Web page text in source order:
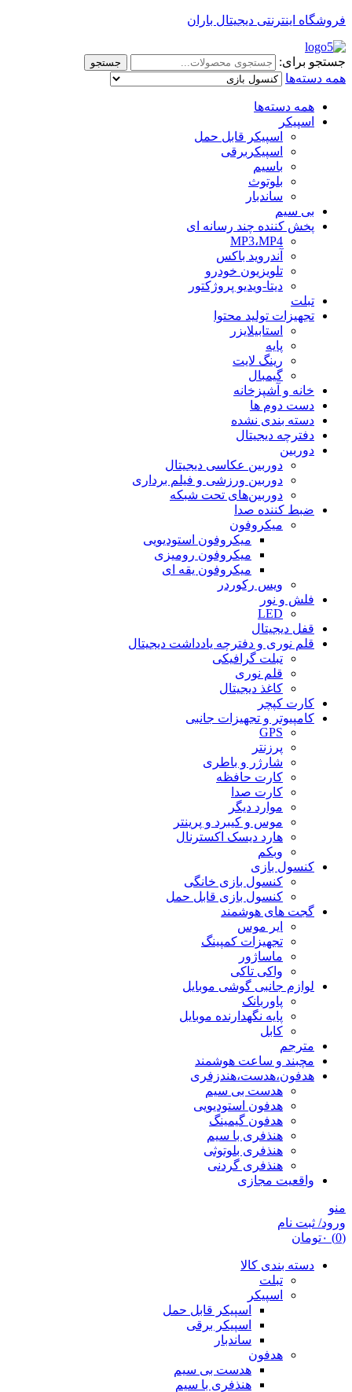
فروشگاه اینترنتی دیجیتال باران
جستجو برای: جستجو
همه دسته‌ها
همه دسته‌ها
اسپیکر
اسپیکر قابل حمل
اسپیکربرقی
باسیم
بلوتوث
ساندبار
بی سیم
پخش کننده چند رسانه ای
MP3،MP4
آندروید باکس
تلویزیون خودرو
دیتا-ویدیو پروژکتور
تبلت
تجهیزات تولید محتوا
استابیلایزر
پایه
رینگ لایت
گیمبال
خانه و آشپزخانه
دست دوم ها
دسته بندی نشده
دفترچه دیجیتال
دوربین
دوربین عکاسی دیجیتال
دوربین‌ ورزشی و فیلم برداری
دوربین‌های تحت شبکه
ضبط کننده صدا
میکروفون
میکروفون استودیویی
میکروفون رومیزی
میکروفون یقه ای
ویس رکوردر
فلش و نور
LED
قفل دیجیتال
قلم نوری و دفترچه یادداشت دیجیتال
تبلت گرافیکی
قلم نوری
کاغذ دیجیتال
کارت کپچر
کامپیوتر و تجهیزات جانبی
GPS
پرزنتر
شارژر و باطری
کارت حافظه
کارت صدا
موارد دیگر
موس و کیبرد و پرینتر
هارد دیسک اکسترنال
وبکم
کنسول بازی
کنسول بازی خانگی
کنسول بازی قابل حمل
گجت های هوشمند
ایر موس
تجهیزات کمپینگ
ماساژور
واکی تاکی
لوازم جانبی گوشی موبایل
پاوربانک
پایه نگهدارنده موبایل
کابل
مترجم
مچبند و ساعت هوشمند
هدفون،هدست،هندزفری
هدست بی سیم
هدفون استودیویی
هدفون گیمینگ
هنذفری با سیم
هنذفری بلوتوثی
هنذفری گردنی
واقعیت مجازی
منو
ورود/ ثبت نام
(0)
۰تومان
دسته بندی کالا
تبلت
اسپیکر
اسپیکر قابل حمل
اسپیکر برقی
ساندبار
هدفون
هدست بی سیم
هنذفری با سیم